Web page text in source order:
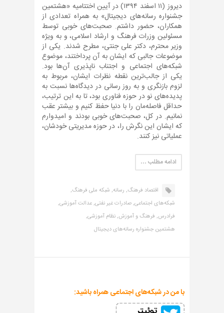
دیروز (۱۱ اسفند ۱۳۹۴) در آیین اختتامیه «هشتمین
جشنواره رسانه‌های دیجیتال» به همراه تعدادی از
همکاران، حضور داشتم. صحبت‌های خوبی توسط
مسئولین وزرات فرهنگ و ارشاد اسلامی، و به ویژه
وزیر محترم، دکتر علی جنتی، مطرح شدند. یکی از
موضوعات جالبی که ایشان به آن پرداختند، موضوع
شبکه‌های اجتماعی و اجتناب ناپذیری آن‌ها بود.
یکی از جالب‌ترین نقطه نظرات ایشان، مربوط به
لزوم بازنگری و به روز رسانی در دیدگاه‌ها نسبت به
پدیده‌های نو در حوزه فناوری بود، تا به این ترتیب،
حداقل فاصله‌مان را با دنیا حفظ کنیم و بیشتر عقب
نمانیم. در کل، صحبت‌های خوبی بودند و امیدوارم
که ایشان این نگرش را، در حوزه مدیریتی خودشان،
عملیاتی نیز کنند.
ادامه مطلب …
اقتصاد فرهنگ, رسانه, شبکه ملی فرهنگ,
شبکه‌های اجتماعی,صادرات غیر نفتی,عدالت آموزشی,
فرادرس, فرهنگ و آموزش,نظام آموزشی,
هشتمین جشنواره رسانه‌های دیجیتال
با من در شبکه‌های اجتماعی همراه باشید: